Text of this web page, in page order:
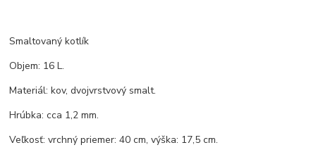
Smaltovaný kotlík
Objem: 16 L.
Materiál: kov, dvojvrstvový smalt.
Hrúbka: cca 1,2 mm.
Veľkosť: vrchný priemer: 40 cm, výška: 17,5 cm.